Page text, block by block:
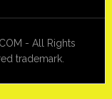
- All Rights
trademark.